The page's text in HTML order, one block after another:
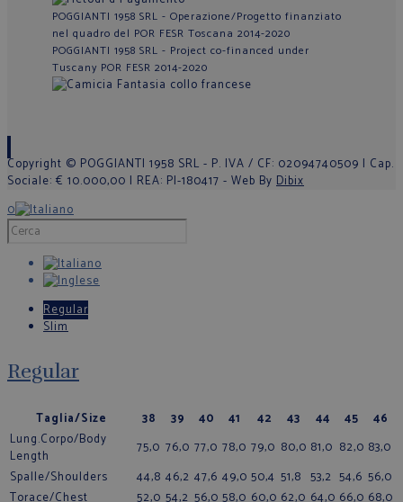
POGGIANTI 1958 SRL - Operazione/Progetto finanziato
nel quadro del POR FESR Toscana 2014-2020
POGGIANTI 1958 SRL - Project co-financed under
Tuscany POR FESR 2014-2020
Copyright © POGGIANTI 1958 SRL - P. IVA / CF: 02094740509 | Cap.
Sociale: € 10.000,00 | REA: PI-180417 - Web By Dibix
0
Regular
Slim
Regular
Taglia/Size 38 39 40 41 42 43 44 45
46
Lung.Corpo/Body
Length
75,0 76,0 77,0 78,0 79,0 80,0 81,0 82,0 83,0
Spalle/Shoulders
44,8 46,2 47,6 49,0 50,4 51,8 53,2 54,6 56,0
Torace/Chest
52,0 54,2 56,0 58,0 60,0 62,0 64,0 66,0 68,0